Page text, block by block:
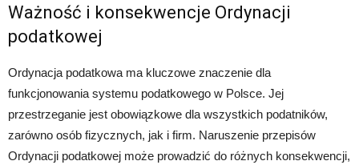
Ważność i konsekwencje Ordynacji
podatkowej
Ordynacja podatkowa ma kluczowe znaczenie dla
funkcjonowania systemu podatkowego w Polsce. Jej
przestrzeganie jest obowiązkowe dla wszystkich podatników,
zarówno osób fizycznych, jak i firm. Naruszenie przepisów
Ordynacji podatkowej może prowadzić do różnych konsekwencji,